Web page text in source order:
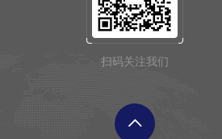
扫码关注我们